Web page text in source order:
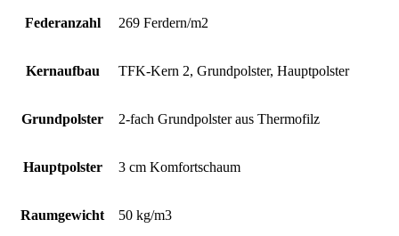
Federanzahl 269 Ferdern/m2
Kernaufbau TFK-Kern 2, Grundpolster, Hauptpolster
Grundpolster 2-fach Grundpolster aus Thermofilz
Hauptpolster 3 cm Komfortschaum
Raumgewicht 50 kg/m3